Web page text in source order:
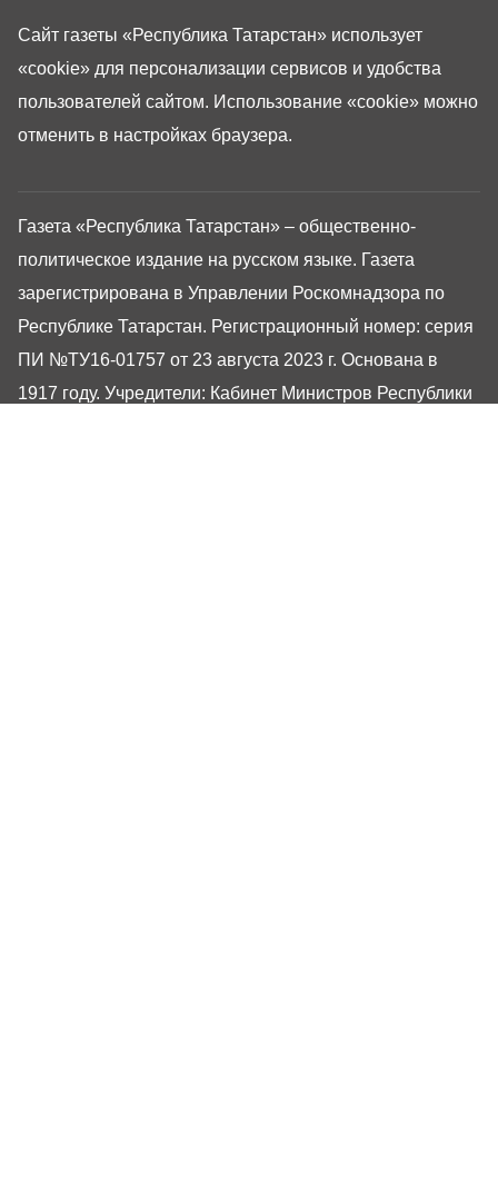
Газета «Республика Татарстан» – общественно-
политическое издание на русском языке. Газета
зарегистрирована в Управлении Роскомнадзора по
Республике Татарстан. Регистрационный номер: серия
ПИ №ТУ16-01757 от 23 августа 2023 г. Основана в
1917 году. Учредители: Кабинет Министров Республики
Сайт газеты «Республика Татарстан» использует
«cookie» для персонализации сервисов и удобства
пользователей сайтом. Использование «cookie» можно
отменить в настройках браузера.